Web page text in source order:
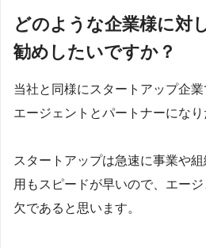
どのような企業様に対
勧めしたいですか？
当社と同様にスタートアップ企
エージェントとパートナーになり
スタートアップは急速に事業や
用もスピードが早いので、エー
欠であると思います。